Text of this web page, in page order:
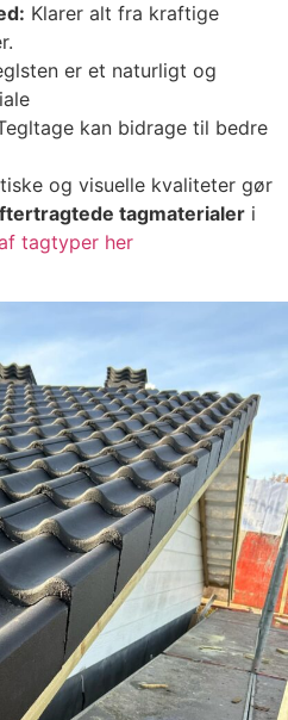
Klarer alt fra kraftige
er et naturligt og
kan bidrage til bedre
og visuelle kvaliteter gør
tagmaterialer i
tagtyper her